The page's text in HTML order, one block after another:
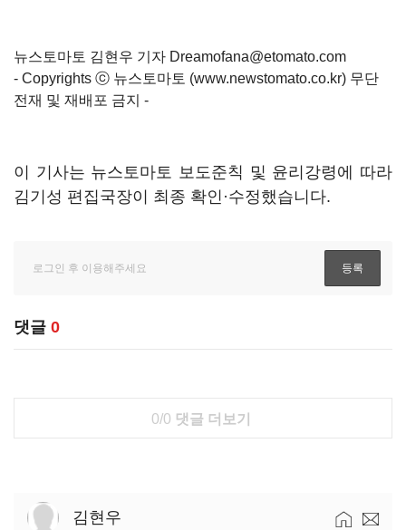
뉴스토마토 김현우 기자 Dreamofana@etomato.com
- Copyrights ⓒ 뉴스토마토 (www.newstomato.co.kr) 무단
전재 및 재배포 금지 -
이 기사는 뉴스토마토 보도준칙 및 윤리강령에 따라
김기성 편집국장이 최종 확인·수정했습니다.
댓글 0
0/0 댓글 더보기
김현우